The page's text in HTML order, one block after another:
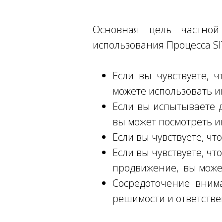
Основная цель
использования Процесса
Если вы чувствуете,
можете использовать
Если вы испытываете
вы может посмотреть
Если вы чувствуете,
Если вы чувствуете,
продвижение, вы
Сосредоточение
решимости и